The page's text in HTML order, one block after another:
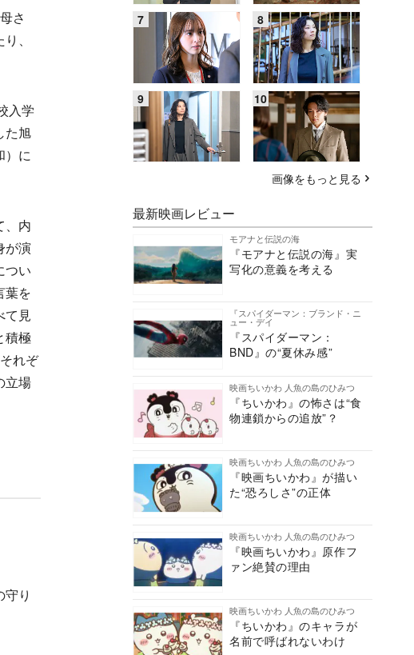
さ
、
入学
た旭
）に
、内
が演
つい
葉を
て見
積極
れぞ
立場
り
画像をもっと見る
最新映画レビュー
モアナと伝説の海
『モアナと伝説の海』実
写化の意義を考える
『スパイダーマン：ブランド・ニ
ュー・デイ
『スパイダーマン：
BND』の“夏休み感”
映画ちいかわ 人魚の島のひみつ
『ちいかわ』の怖さは“食
物連鎖からの追放”？
映画ちいかわ 人魚の島のひみつ
『映画ちいかわ』が描い
た“恐ろしさ”の正体
映画ちいかわ 人魚の島のひみつ
『映画ちいかわ』原作フ
ァン絶賛の理由
映画ちいかわ 人魚の島のひみつ
『ちいかわ』のキャラが
名前で呼ばれないわけ